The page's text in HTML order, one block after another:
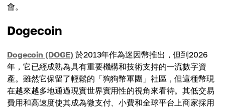
會。
Dogecoin
Dogecoin (DOGE) 於2013年作為迷因幣推出，但到2026
年，它已經成熟為具有重要機構和技術支持的一流數字資
產。雖然它保留了輕鬆的「狗狗幣軍團」社區，但這種幣現
在越來越多地通過現實世界實用性的視角來看待。其低交易
費用和高速度使其成為微支付、小費和全球平台上商家採用